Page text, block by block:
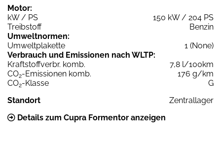
Motor:
kW / PS
150 kW / 204 PS
Treibstoff
Benzin
Umweltnormen:
Umweltplakette
1 (None)
Verbrauch und Emissionen nach WLTP:
Kraftstoffverbr. komb.
7,8 l/100km
CO2-Emissionen komb.
176 g/km
CO2-Klasse
G
Standort
Zentrallager
Details zum Cupra Formentor anzeigen